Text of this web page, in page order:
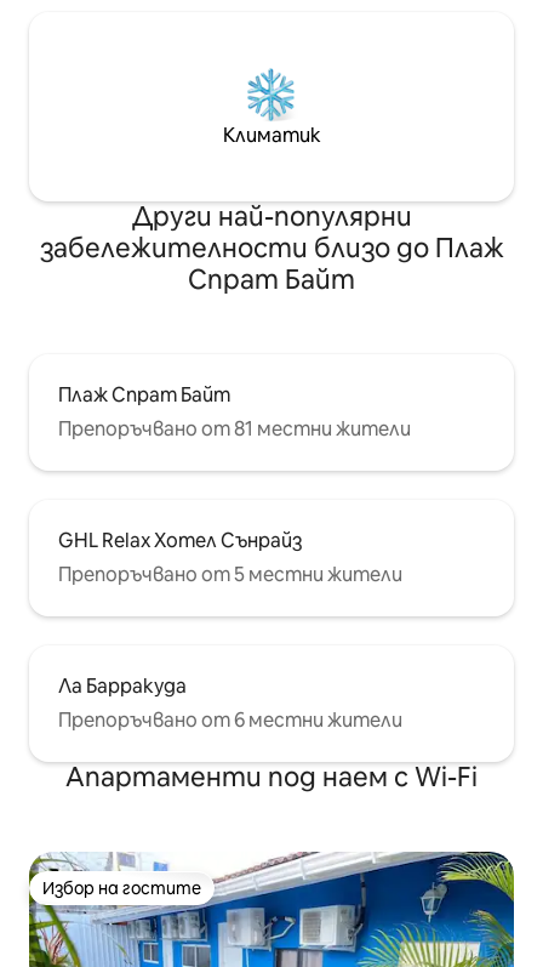
Климатик
Други най-популярни
забележителности близо до Плаж
Спрат Байт
Плаж Спрат Байт
Препоръчвано от 81 местни жители
GHL Relax Хотел Сънрайз
Препоръчвано от 5 местни жители
Ла Барракуда
Препоръчвано от 6 местни жители
Апартаменти под наем с Wi-Fi
Избор на гостите
Избор на гостите